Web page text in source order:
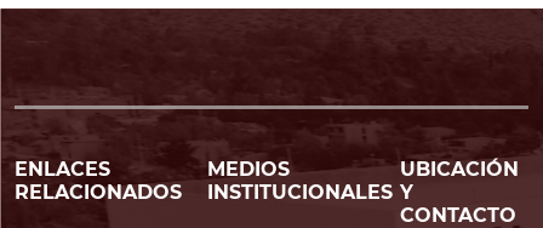
ENLACES
RELACIONADOS
MEDIOS
INSTITUCIONALES
UBICACIÓN
Y
CONTACTO